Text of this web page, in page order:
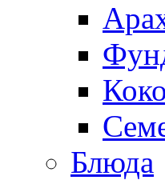
Блюда